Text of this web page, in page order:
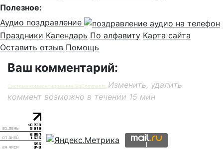
Полезное:
Аудио поздравление
Праздники Календарь По алфавиту Карта сайта
Оставить отзыв Помощь
Ваш комментарий:
Система комментирования SigComments
Изменить, удалить
коммент возможно в течении 15 мин